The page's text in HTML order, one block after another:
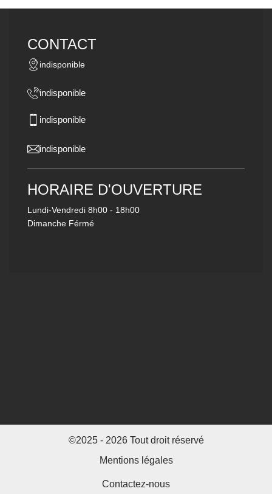
CONTACT
indisponible
indisponible
indisponible
indisponible
HORAIRE D'OUVERTURE
Lundi-Vendredi 8h00 - 18h00
Dimanche Férmé
©2025 - 2026 Tout droit réservé
Mentions légales
Contactez-nous